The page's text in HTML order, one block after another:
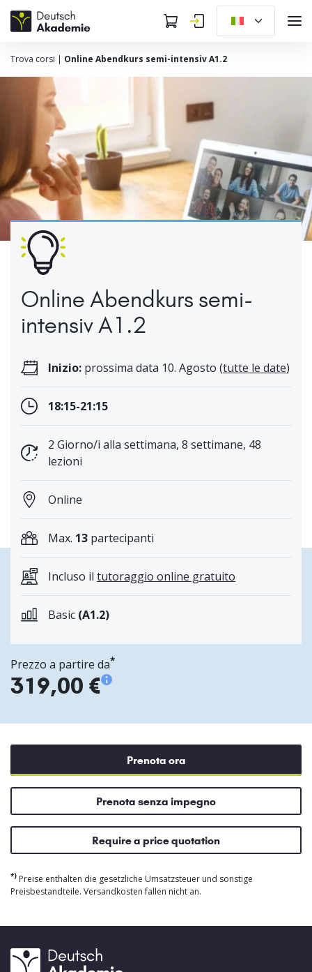
Trova corsi | Online Abendkurs semi-intensiv A1.2
Online Abendkurs semi-
intensiv A1.2
Inizio: prossima data 10. Agosto (tutte le date)
18:15-21:15
2 Giorno/i alla settimana, 8 settimane, 48
lezioni
Online
Max. 13 partecipanti
Incluso il tutoraggio online gratuito
Basic (A1.2)
Prezzo a partire da*
319,00 €
Prenota ora
Prenota senza impegno
Require a price quotation
*) Preise enthalten die gesetzliche Umsatzsteuer und sonstige
Preisbestandteile. Versandkosten fallen nicht an.